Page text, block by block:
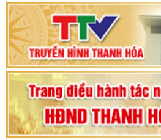
Bế mạc Kỳ họp thứ hai
tỉnh khoá XVIII